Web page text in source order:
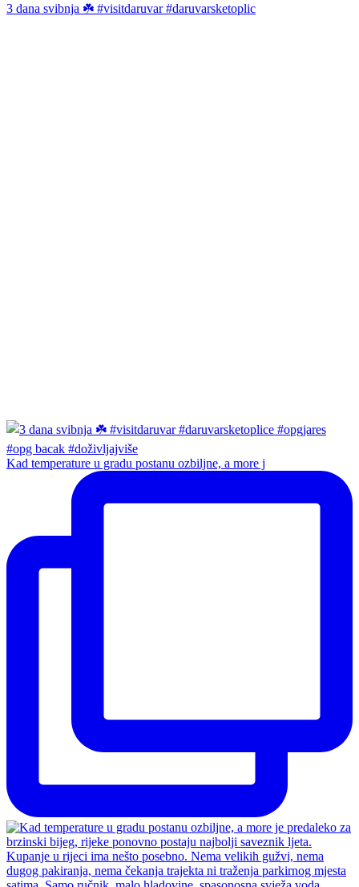
3 dana svibnja ☘️ #visitdaruvar #daruvarsketoplic
Kad temperature u gradu postanu ozbiljne, a more j